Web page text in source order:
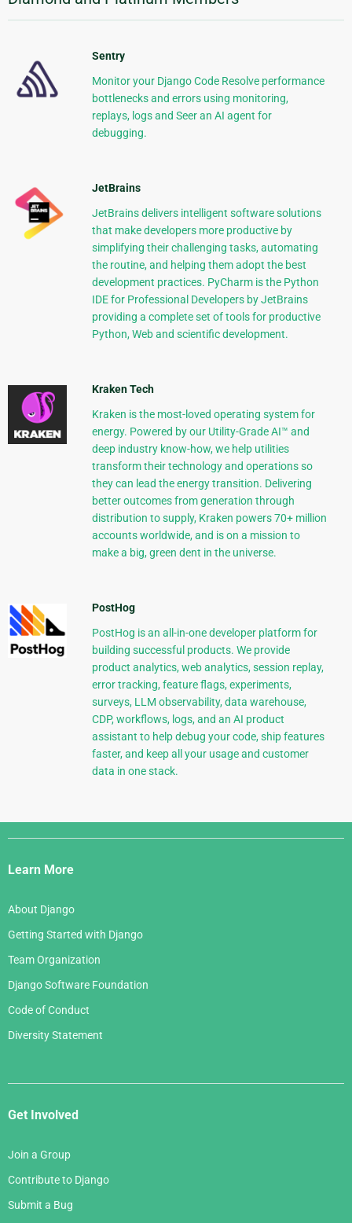
Sentry
Monitor your Django Code Resolve performance
bottlenecks and errors using monitoring,
replays, logs and Seer an AI agent for
debugging.
JetBrains
JetBrains delivers intelligent software solutions
that make developers more productive by
simplifying their challenging tasks, automating
the routine, and helping them adopt the best
development practices. PyCharm is the Python
IDE for Professional Developers by JetBrains
providing a complete set of tools for productive
Python, Web and scientific development.
Kraken Tech
Kraken is the most-loved operating system for
energy. Powered by our Utility-Grade AI™ and
deep industry know-how, we help utilities
transform their technology and operations so
they can lead the energy transition. Delivering
better outcomes from generation through
distribution to supply, Kraken powers 70+ million
accounts worldwide, and is on a mission to
make a big, green dent in the universe.
PostHog
PostHog is an all-in-one developer platform for
building successful products. We provide
product analytics, web analytics, session replay,
error tracking, feature flags, experiments,
surveys, LLM observability, data warehouse,
CDP, workflows, logs, and an AI product
assistant to help debug your code, ship features
faster, and keep all your usage and customer
data in one stack.
Django
Links
Learn More
About Django
Getting Started with Django
Team Organization
Django Software Foundation
Code of Conduct
Diversity Statement
Get Involved
Join a Group
Contribute to Django
Submit a Bug